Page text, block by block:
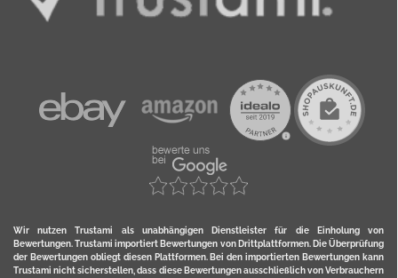
Wir nutzen Trustami als unabhängigen Dienstleister für die Einholung von
Bewertungen. Trustami importiert Bewertungen von Drittplattformen. Die Überprüfung
der Bewertungen obliegt diesen Plattformen. Bei den importierten Bewertungen kann
Trustami nicht sicherstellen, dass diese Bewertungen ausschließlich von Verbrauchern